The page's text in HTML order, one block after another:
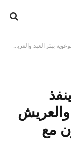
الأضحى بالتعاون مع الشباب والرياضة
والعريش
مع